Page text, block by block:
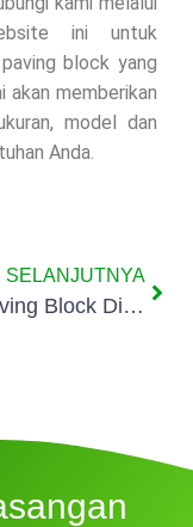
ini untuk
block yang
akan memberikan
model dan
Anda.
SELANJUTNYA
Jual Paving Block Di Sawah Baru